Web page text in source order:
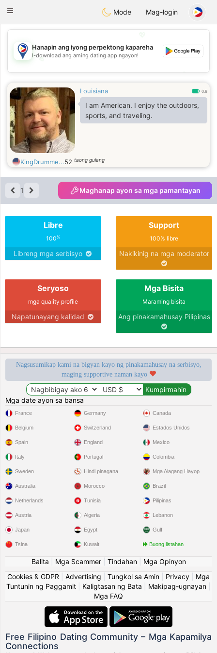
PhilippinesChat
Toggle
Mode Mag-login
💖
💕
Hanapin ang iyong perpektong kapareha
I-download ang aming dating app ngayon!
Louisiana 0.8
I am American. I enjoy the outdoors,
sports, and traveling.
KingDrumme...52 taong gulang
1 Maghanap ayon sa mga pamantayan
Libre
100%
Libreng mga serbisyo
Support
100% libre
Nakikinig na mga moderator
Seryoso
mga quality profile
Napatunayang kalidad
Mga Bisita
Maraming bisita
Ang pinakamahusay Pilipinas
Nagsusumikap kami na bigyan kayo ng pinakamahusay na serbisyo,
maging supportive naman kayo
Mga date ayon sa bansa
France
Belgium
Spain
Italy
Sweden
Germany
Switzerland
England
Portugal
Hindi pinagana
Canada
Estados Unidos
Mexico
Colombia
Mga Alagang Hayop
Australia
Netherlands
Austria
Japan
Tsina
Morocco
Tunisia
Algeria
Egypt
Kuwait
Brazil
Pilipinas
Lebanon
Gulf
Buong listahan
Balita Mga Scammer| Tindahan| Mga Opinyon
Cookies & GDPR
Advertising Tungkol sa Amin Privacy
Mga
Tuntunin ng Paggamit
Kaligtasan ng Bata Makipag-ugnayan
Mga FAQ
Free Filipino Dating Community – Mga Kapamilya
Connections